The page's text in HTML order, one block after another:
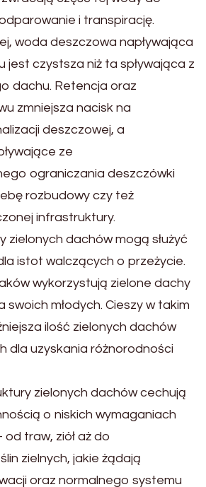
i transpirację.
woda deszczowa napływająca
jest czystsza niż ta spływająca z
dachu. Retencja oraz
zmniejsza nacisk na
deszczowej, a
ze
ograniczania deszczówki
rozbudowy czy też
infrastruktury.
zielonych dachów mogą służyć
istot walczących o przeżycie.
wykorzystują zielone dachy
swoich młodych. Cieszy w takim
ilość zielonych dachów
dla uzyskania różnorodności
zielonych dachów cechują
o niskich wymaganiach
traw, ziół aż do
zielnych, jakie żądają
oraz normalnego systemu